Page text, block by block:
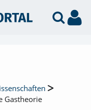
Gastheorie